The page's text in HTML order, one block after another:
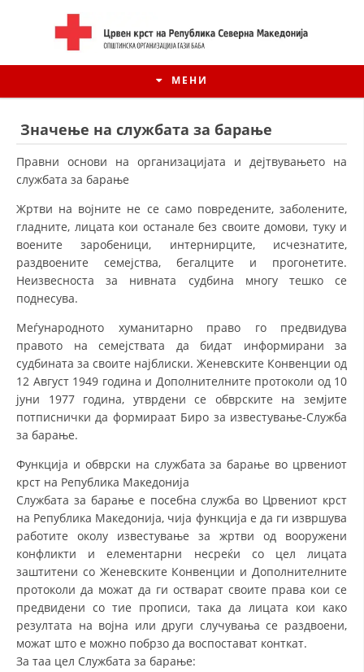
МЕНИ
ИСТОРИЈАТ НА ДВИЖЕЊЕТО
СТРУКТУРА НА ОРГАНИЗАЦИЈАТА
КОНТАКТ ИНФОРМАЦИИ
ЗАКОН ЗА ЦКРМ
ОРГАНИЗАЦИЈА И РАЗВОЈ
РАКОВОДЕН ОДБОР
Значење на службата за барање
Правни основи на организацијата и дејтвувањето на
службата за барање
Жртви на војните не се само повредените, заболените,
гладните, лицата кои останале без своите домови, туку и
воените заробеници, интернирците, исчезнатите,
раздвоените семејства, бегалците и прогонетите.
Неизвесноста за нивната судбина многу тешко се
поднесува.
Меѓународното хуманитарно право го предвидува
правото на семејствата да бидат информирани за
судбината за своите најблиски. Женевските Конвенции од
12 Август 1949 година и Дополнителните протоколи од 10
јуни 1977 година, утврдени се обврските на земјите
потписнички да формираат Биро за известување-Служба
за барање.
Функција и обврски на службата за барање во црвениот
крст на Република Македонија
Службата за барање е посебна служба во Црвениот крст
на Република Македонија, чија функција е да ги извршува
работите околу известување за жртви од вооружени
конфликти и елементарни несреќи со цел лицата
заштитени со Женевските Конвенции и Дополнителните
протоколи да можат да ги остварат своите права кои се
предвидени со тие прописи, така да лицата кои како
резултата на војна или други случувања се раздвоени,
можат што е можно побрзо да воспостават конткат.
За таа цел Службата за барање: